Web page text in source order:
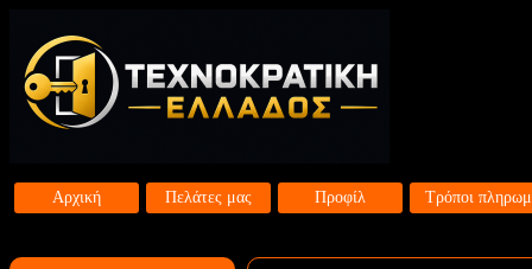
Αρχική Πελάτες μας Προφίλ Τρόποι